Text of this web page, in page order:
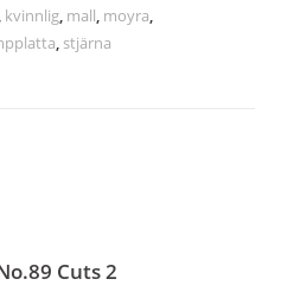
kvinnlig mall moyra
stjärna
Cuts 2